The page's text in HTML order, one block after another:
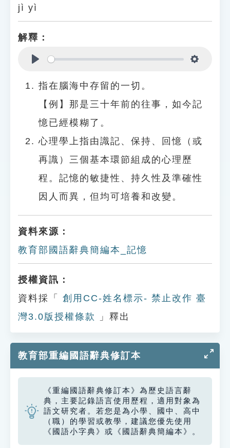
貓頭鷹博士
jì yì
解釋：
指在腦海中存留的一切。
【例】那是三十年前的往事，如今記
憶已經模糊了。
心理學上指由識記、保持、回憶（或
再識）三個基本環節組成的心理歷
程。記憶的敏捷性、持久性及準確性
因人而異，但均可培養和改變。
資料來源：
教育部國語辭典簡編本_記憶
授權資訊：
資料採「
創用CC-姓名標示- 禁止改作 臺
灣3.0版授權條款
」釋出
教育部重編國語辭典修訂本
《重編國語辭典修訂本》為歷史語言辭
典，主要記錄語言使用歷程，適用對象為
語文研究者。若您是為小學、國中、高中
（職）的學習或教學，建議您優先使用
《國語小字典》或《國語辭典簡編本》。